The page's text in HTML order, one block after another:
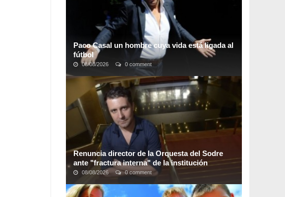
Paco Casal un hombre cuya vida está ligada al
fútbol
08/08/2026 0 comment
Francisco “Paco” Casal es sin lugar a dudas uno de los
referentes más importantes del fútbol sudamericano,
por su destacada labor como intermediario ...
Renuncia director de la Orquesta del Sodre
ante "fractura interna" de la institución
08/08/2026 0 comment
El director de la Orquesta Sinfónica el Sodre (Ossodre),
Martín García, renunció este martes y la dimisión fue